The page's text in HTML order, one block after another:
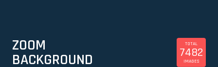
ZOOM
BACKGROUND
TOTAL
7482
IMAGES